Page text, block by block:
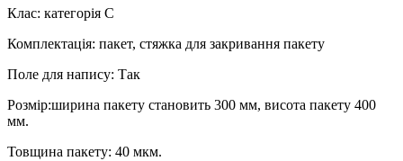
Клас: категорія С
Комплектація: пакет, стяжка для закривання пакету
Поле для напису: Так
Розмір:ширина пакету становить 300 мм, висота пакету 400
мм.
Товщина пакету: 40 мкм.